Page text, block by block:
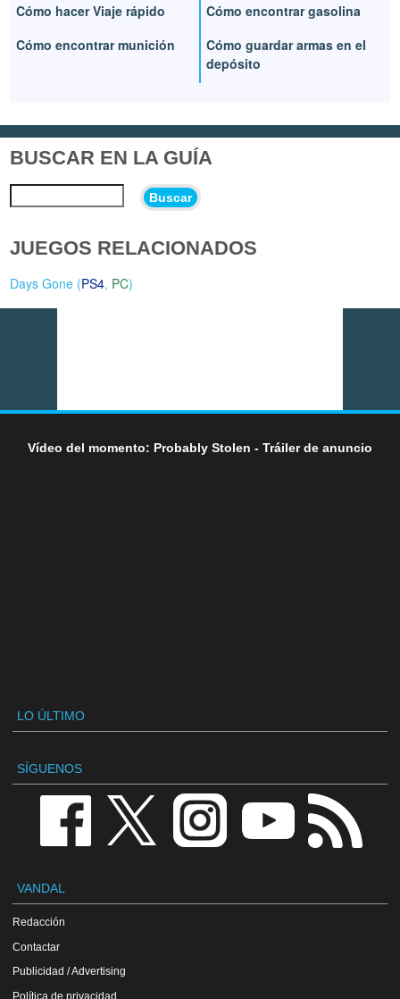
Cómo hacer Viaje rápido
Cómo encontrar munición
Cómo encontrar gasolina
Cómo guardar armas en el
depósito
BUSCAR EN LA GUÍA
Buscar
JUEGOS RELACIONADOS
Days Gone (PS4, PC)
Vídeo del momento: Probably Stolen - Tráiler de anuncio
LO ÚLTIMO
SÍGUENOS
VANDAL
Redacción
Contactar
Publicidad / Advertising
Política de privacidad